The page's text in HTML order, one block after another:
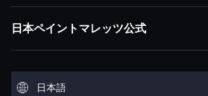
トップメッセージ
ESGステートメント ESGマネ
マテリアリティ
環境
環境トップ
経営方針トップ
IRライブラリ
IRライブラリトップ
会社概要
会社概要トップ
グループ概要
日本ペイントマレッツ公式
日本語